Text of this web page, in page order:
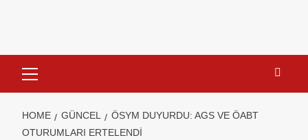
HOME GÜNCEL
ÖSYM DUYURDU: AGS VE ÖABT
OTURUMLARI ERTELENDI